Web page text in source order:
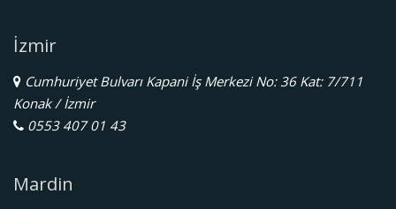
İzmir
Cumhuriyet Bulvarı Kapani İş Merkezi No: 36 Kat: 7/711
Konak / İzmir
0553 407 01 43
Mardin